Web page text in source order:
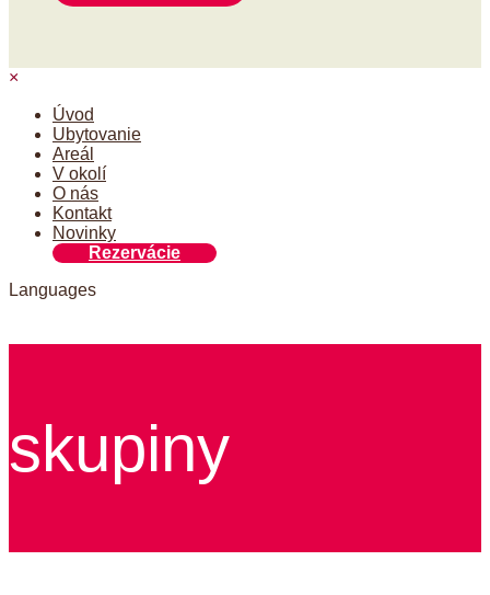
×
Úvod
Ubytovanie
Areál
V okolí
O nás
Kontakt
Novinky
Rezervácie
Languages
skupiny